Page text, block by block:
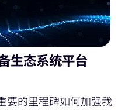
生态系统平台
要的里程碑如何加强我